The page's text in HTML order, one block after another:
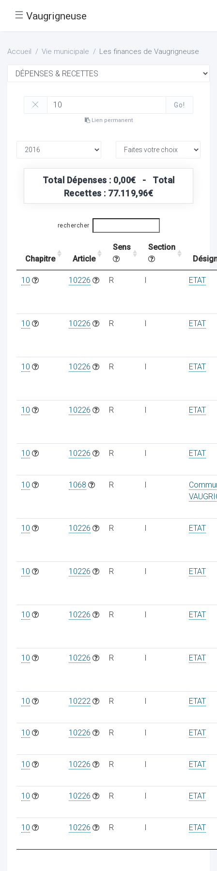
☰ Vaugrigneuse
Accueil Vie municipale Les finances de Vaugrigneuse
Go!
Lien permanent
Total Dépenses : 0,00€ - Total
Recettes : 77.119,96€
rechercher
Chapitre Article
Sens
Section
10 10226 R I ETAT
10 10226 R I ETAT
10 10226 R I ETAT
10 10226 R I ETAT
10 10226 R I ETAT
10 1068 R I
10 10226 R I ETAT
10 10226 R I ETAT
10 10226 R I ETAT
10 10226 R I ETAT
10 10222 R I ETAT
10 10226 R I ETAT
10 10226 R I ETAT
10 10226 R I ETAT
10 10226 R I ETAT